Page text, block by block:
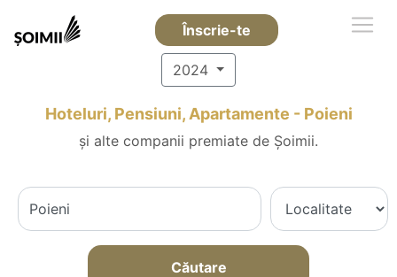
Înscrie-te
2024
Hoteluri, Pensiuni, Apartamente - Poieni
și alte companii premiate de Șoimii.
Căutare